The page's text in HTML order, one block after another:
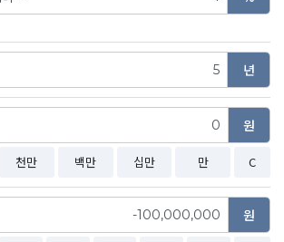
년
원
천만 백만 십만 만 C
원